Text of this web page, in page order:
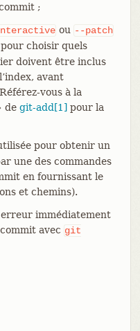
;
ou --patch
pour choisir quels
doivent être inclus
avant
vous à la
de git-add[1] pour la
pour obtenir un
une des commandes
en fournissant le
et chemins).
immédiatement
avec git